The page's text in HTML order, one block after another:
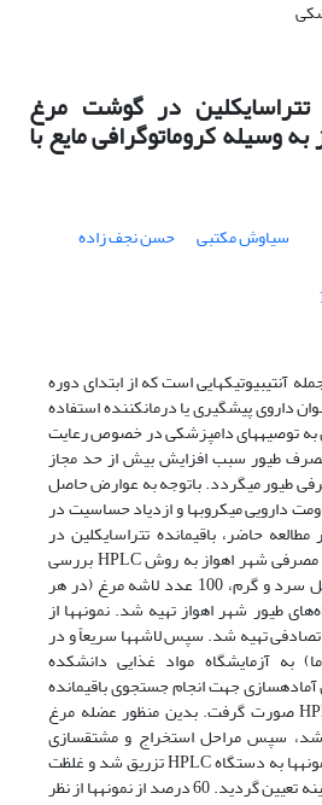
در گوشت مرغ
وسیله کروماتوگرافی مایع با
سیاوش مکتبی حسن نجف زاده
آنتی­بیوتیک­هایی است که از ابتدای دوره
داروی پیشگیری یا درمان­کننده استفاده
توصیه­های دامپزشکی در خصوص رعایت
طیور سبب افزایش بیش از حد مجاز
طیور می­گردد. باتوجه به عوارض حاصل
دارویی میکروب­ها و ازدیاد حساسیت در
حاضر، باقی­مانده تتراسایکلین در
گوشت سینه مرغ گوشتی مصرفی شهر اهواز به روش HPLC بررسی
شده است. در طی دو فصل سرد و گرم، 100 عدد لاشه مرغ (در هر
طیور شهر اهواز تهیه شد. نمونه­ها از
تهیه شد. سپس لاشه­ها سریعاً و در
به آزمایشگاه مواد غذایی دانشکده
جهت انجام جستجوی باقیمانده
تتراسایکلین به روش HPLC صورت گرفت. بدین منظور عضله مرغ
سپس مراحل استخراج و مشتق­سازی
تتراسیکلین انجام شد و نمونه­ها به دستگاه HPLC تزریق شد و غلظت
تتراسایکلین در عضلات سینه تعیین گردید. 60 درصد از نمونه­ها از نظر